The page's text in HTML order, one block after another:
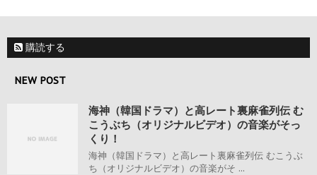
購読する
NEW POST
海神（韓国ドラマ）と高レート裏麻雀列伝 む
こうぶち（オリジナルビデオ）の音楽がそっ
くり！
海神（韓国ドラマ）と高レート裏麻雀列伝 むこうぶ
ち（オリジナルビデオ）の音楽がそ ...